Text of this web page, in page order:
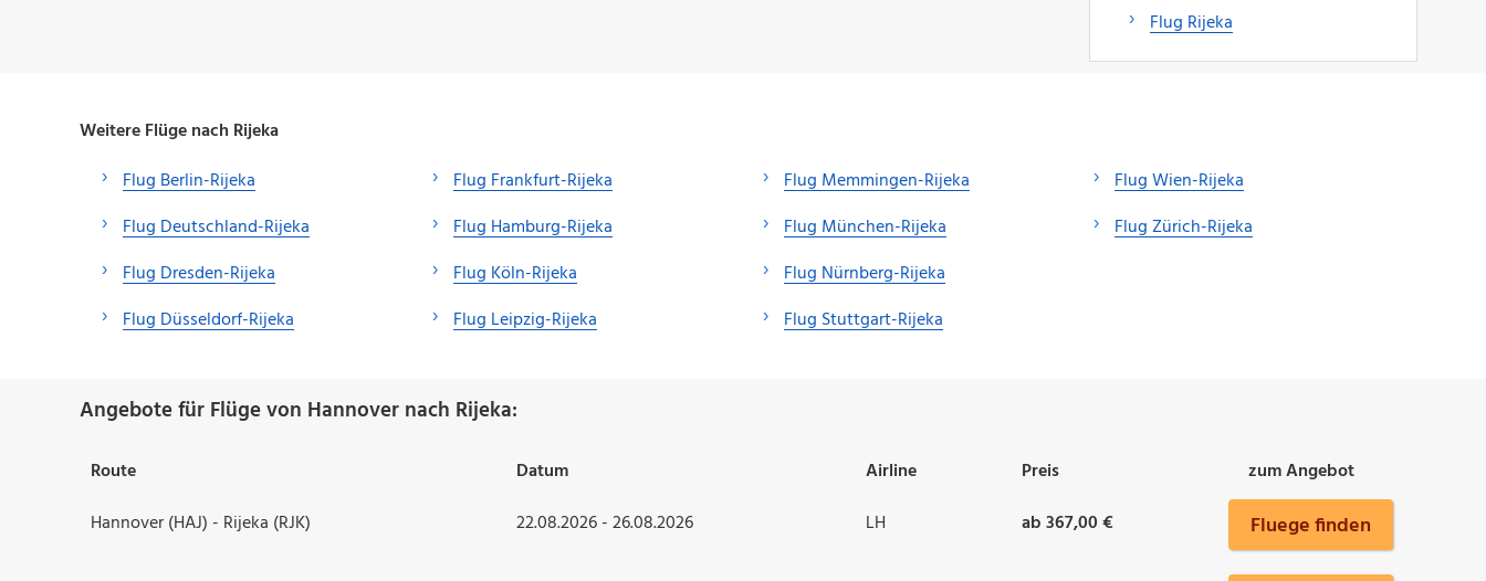
Flug Rijeka
Weitere Flüge nach Rijeka
Flug Berlin-Rijeka
Flug Deutschland-Rijeka
Flug Dresden-Rijeka
Flug Düsseldorf-Rijeka
Flug Frankfurt-Rijeka
Flug Hamburg-Rijeka
Flug Köln-Rijeka
Flug Leipzig-Rijeka
Flug Memmingen-Rijeka
Flug München-Rijeka
Flug Nürnberg-Rijeka
Flug Stuttgart-Rijeka
Flug Wien-Rijeka
Flug Zürich-Rijeka
Angebote für Flüge von Hannover nach Rijeka:
Route Datum Airline Preis
zum Angebot
Hannover (HAJ) - Rijeka (RJK)
22.08.2026 - 26.08.2026 LH ab 367,00 € Fluege finden